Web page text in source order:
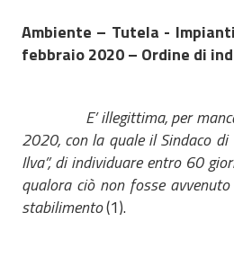
Ambiente – Tutela -
febbraio 2020 – Ordine di
E’ illegittima, per
2020, con la quale il Sindaco
Ilva”, di individuare entro 60
qualora ciò non fosse
stabilimento(1).